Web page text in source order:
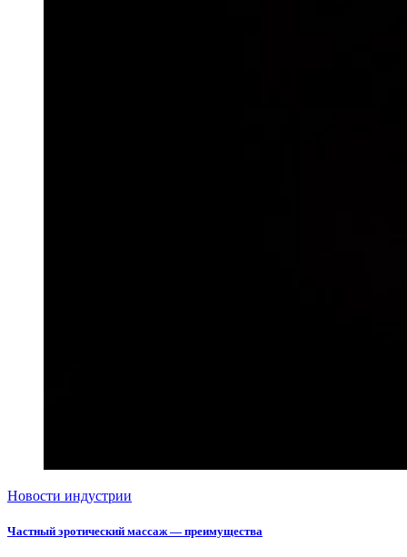
Новости индустрии
Частный эротический массаж — преимущества